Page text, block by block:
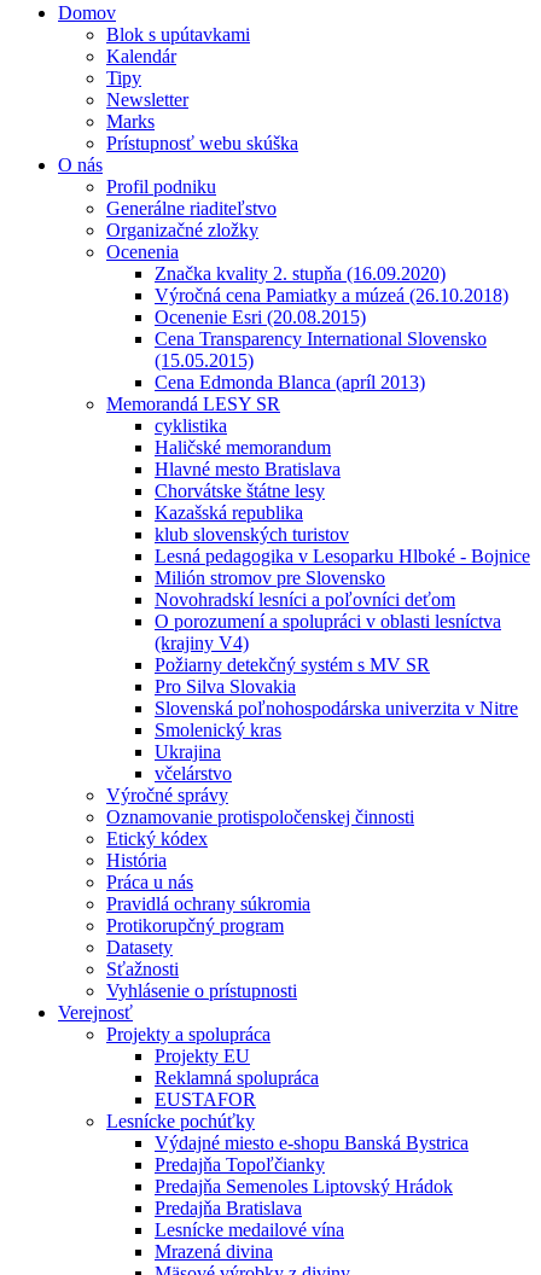
Domov
Blok s upútavkami
Kalendár
Tipy
Newsletter
Marks
Prístupnosť webu skúška
O nás
Profil podniku
Generálne riaditeľstvo
Organizačné zložky
Ocenenia
Značka kvality 2. stupňa (16.09.2020)
Výročná cena Pamiatky a múzeá (26.10.2018)
Ocenenie Esri (20.08.2015)
Cena Transparency International Slovensko
(15.05.2015)
Cena Edmonda Blanca (apríl 2013)
Memorandá LESY SR
cyklistika
Haličské memorandum
Hlavné mesto Bratislava
Chorvátske štátne lesy
Kazašská republika
klub slovenských turistov
Lesná pedagogika v Lesoparku Hlboké - Bojnice
Milión stromov pre Slovensko
Novohradskí lesníci a poľovníci deťom
O porozumení a spolupráci v oblasti lesníctva
(krajiny V4)
Požiarny detekčný systém s MV SR
Pro Silva Slovakia
Slovenská poľnohospodárska univerzita v Nitre
Smolenický kras
Ukrajina
včelárstvo
Výročné správy
Oznamovanie protispoločenskej činnosti
Etický kódex
História
Práca u nás
Pravidlá ochrany súkromia
Protikorupčný program
Datasety
Sťažnosti
Vyhlásenie o prístupnosti
Verejnosť
Projekty a spolupráca
Projekty EU
Reklamná spolupráca
EUSTAFOR
Lesnícke pochúťky
Výdajné miesto e-shopu Banská Bystrica
Predajňa Topoľčianky
Predajňa Semenoles Liptovský Hrádok
Predajňa Bratislava
Lesnícke medailové vína
Mrazená divina